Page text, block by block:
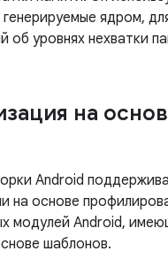
ядром,
об уровнях нехватки
на
Android
на основе
модулей Android,
шаблонов.